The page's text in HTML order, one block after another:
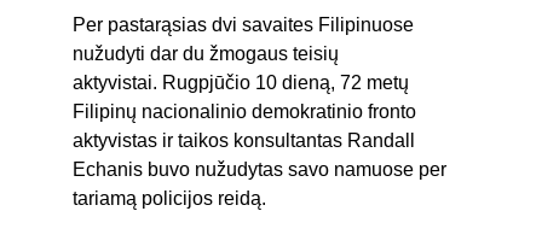
Per pastarąsias dvi savaites Filipinuose
nužudyti dar du žmogaus teisių
aktyvistai. Rugpjūčio 10 dieną, 72 metų
Filipinų nacionalinio demokratinio fronto
aktyvistas ir taikos konsultantas Randall
Echanis buvo nužudytas savo namuose per
tariamą policijos reidą.